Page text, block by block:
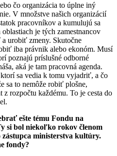
čo organizácia to úplne iný
V množstve našich organizácií
pracovníkov a kumulujú sa
je tých zamestnancov
urobiť zmeny. Skutočne
iba právnik alebo ekonóm. Musí
poznajú príslušné odborné
aká je tam pracovná agenda.
sa vedia k tomu vyjadriť, a čo
sa to nemôže robiť plošne,
rozpočtu každému. To je cesta do
ešte tému Fondu na
si bol niekoľko rokov členom
ministerstva kultúry.
fondy?